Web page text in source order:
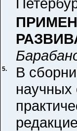
5.
В
научных